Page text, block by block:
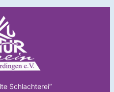
Schlachterei“